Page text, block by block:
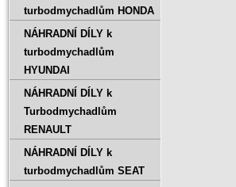
turbodmychadlům HONDA
NÁHRADNÍ DÍLY k
turbodmychadlům
HYUNDAI
NÁHRADNÍ DÍLY k
Turbodmychadlům
RENAULT
NÁHRADNÍ DÍLY k
turbodmychadlům SEAT